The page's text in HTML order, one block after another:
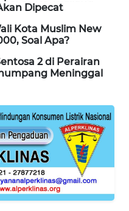
Dipecat
Kota Muslim New
Soal Apa?
2 di Perairan
Meninggal